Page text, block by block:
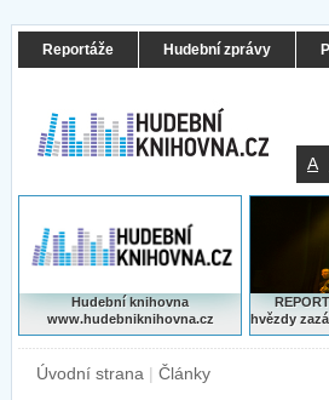
Reportáže Hudební zprávy
A
Hudební knihovna
www.hudebniknihovna.cz
hvězdy
Úvodní strana | Články